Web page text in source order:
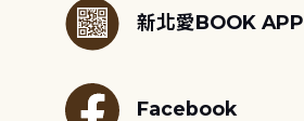
新北愛BOOK APP
Facebook